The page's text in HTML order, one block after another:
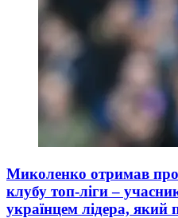
Миколенко отримав
клубу топ-ліги –
українцем лідера, який